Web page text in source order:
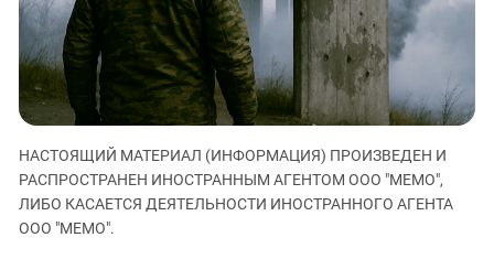
ЗАСТАВЛЯЕТ
КАВКАЗ ЗА ПАЛЕСТИНУ
ИНАКОМЫСЛИЕ В ЧЕЧНЕ
ПРЕСЛЕДОВАНИЕ АКТИВИСТОВ
МОБИЛИЗАЦИЯ И ПРОТЕСТЫ
Дагестан
Ингушетия
Кабардино-Балкария
Калмыкия
Карачаево-Черкесия
Краснодарский край
Нагорный Карабах
НАСТОЯЩИЙ МАТЕРИАЛ (ИНФОРМАЦИЯ) ПРОИЗВЕДЕН И
РАСПРОСТРАНЕН ИНОСТРАННЫМ АГЕНТОМ ООО "МЕМО",
ЛИБО КАСАЕТСЯ ДЕЯТЕЛЬНОСТИ ИНОСТРАННОГО АГЕНТА
ООО "МЕМО".